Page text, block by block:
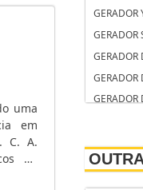
GERADOR
GERADOR
GERADOR
GERADOR
GERADOR
GERADOR
uma
em
C. A.
de